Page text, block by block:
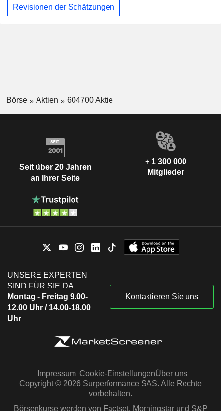
Revisionen der Schätzungen
Börse Aktien 604700 Aktie
Seit über 20 Jahren
an Ihrer Seite
+ 1 300 000
Mitglieder
UNSERE EXPERTEN
SIND FÜR SIE DA
Montag - Freitag 9.00-
12.00 Uhr / 14.00-18.00
Uhr
Kontaktieren Sie uns
Impressum Cookie-EinstellungenÜber uns
Copyright © 2026 Surperformance SAS. Alle Rechte
vorbehalten.
Börsenkurse werden von Factset, Morningstar und S&P